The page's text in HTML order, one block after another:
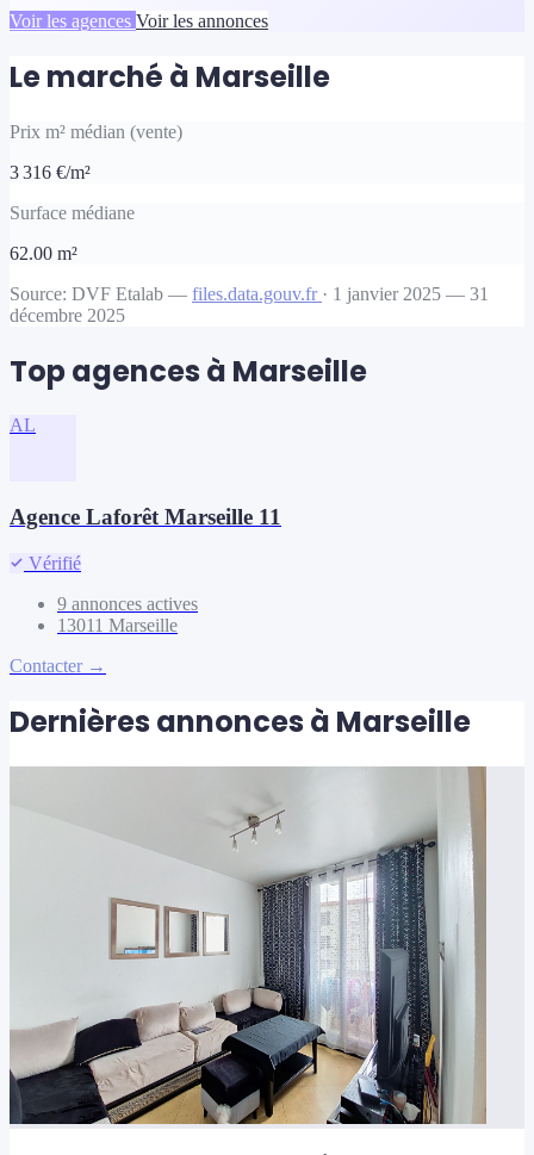
Voir les agences Voir les annonces
Le marché à Marseille
Prix m² médian (vente)
3 316 €/m²
Surface médiane
62.00 m²
Source: DVF Etalab — files.data.gouv.fr · 1 janvier 2025 — 31
décembre 2025
Top agences à Marseille
AL
Agence Laforêt Marseille 11
Vérifié
9 annonces actives
13011 Marseille
Contacter →
Dernières annonces à Marseille